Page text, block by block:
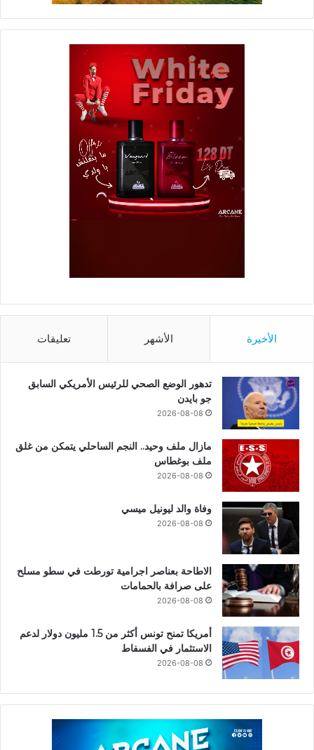
الأخيرة الأشهر تعليقات
تدهور الوضع الصحي للرئيس الأمريكي السابق
جو بايدن
2026-08-08
مازال ملف وحيد.. النجم الساحلي يتمكن من غلق
ملف بوغطاس
2026-08-08
وفاة والد ليونيل ميسي
2026-08-08
الاطاحة بعناصر اجرامية تورطت في سطو مسلح
على صرافة بالحمامات
2026-08-08
أمريكا تمنح تونس أكثر من 1.5 مليون دولار لدعم
الاستثمار في الفسفاط
2026-08-08